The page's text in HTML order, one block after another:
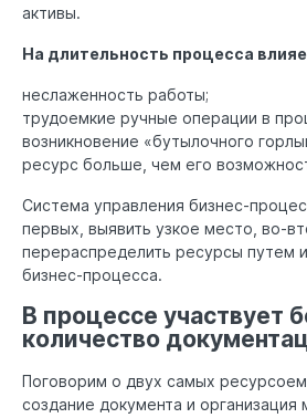
активы.
На длительность процесса
неслаженность работы;
трудоемкие ручные операции в
возникновение «бутылочного
ресурс больше, чем его
Система управления бизнес-
первых, выявить узкое место, во-
перераспределить ресурсы путем
бизнес-процесса.
В процессе участвует
количество
Поговорим о двух самых
создание документа и организация